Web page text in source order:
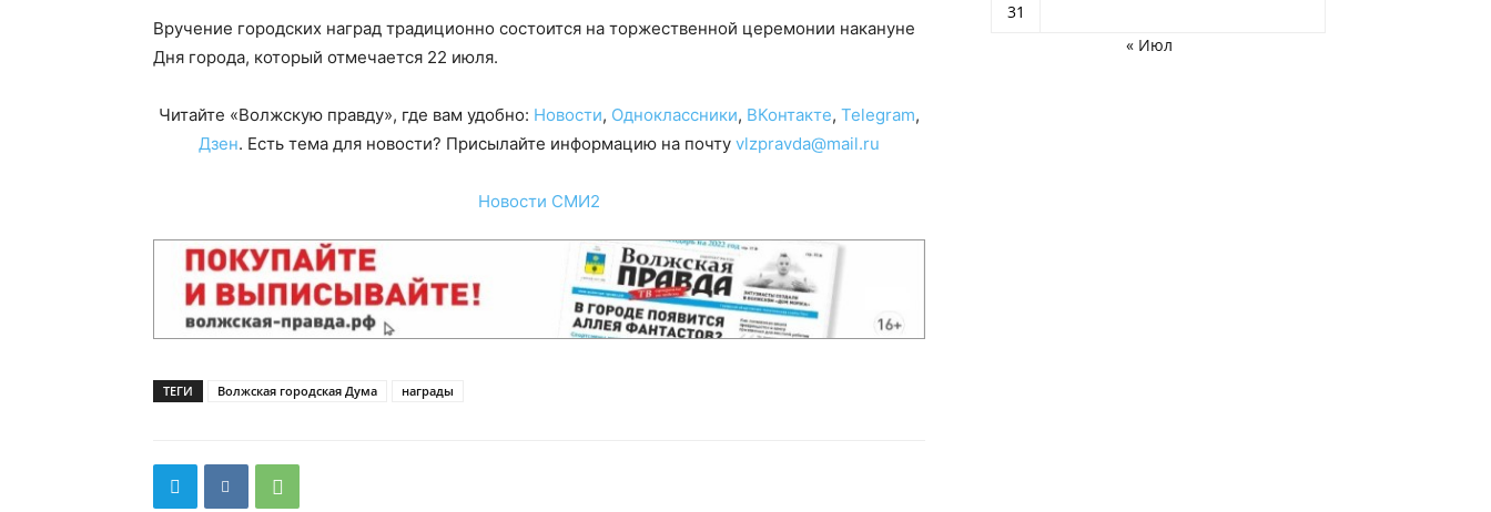
Вручение городских наград традиционно состоится на торжественной церемонии накануне
Дня города, который отмечается 22 июля.
Читайте «Волжскую правду», где вам удобно: Новости, Одноклассники, ВКонтакте, Telegram,
Дзен. Есть тема для новости? Присылайте информацию на почту vlzpravda@mail.ru
Новости СМИ2
ТЕГИ Волжская городская Дума награды
31
« Июл